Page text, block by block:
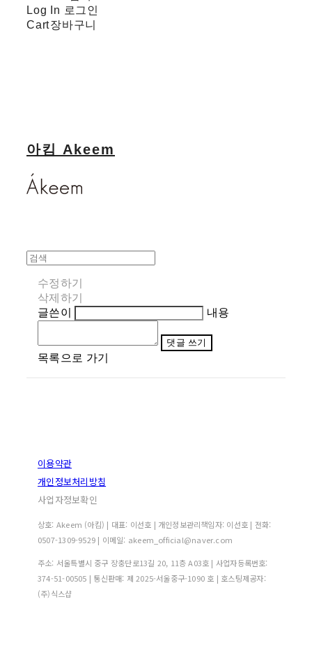
Log In 로그인
Cart장바구니
아킴 Akeem
수정하기
삭제하기
글쓴이
내용
댓글 쓰기
목록으로 가기
이용약관
개인정보처리방침
사업자정보확인
상호: Akeem (아킴) | 대표: 이선호 | 개인정보관리책임자: 이선호 | 전화:
0507-1309-9529 | 이메일: akeem_official@naver.com
주소: 서울특별시 중구 장충단로13길 20, 11층 A03호 | 사업자등록번호:
374-51-00505 | 통신판매: 제 2025-서울중구-1090 호 | 호스팅제공자:
(주)식스샵